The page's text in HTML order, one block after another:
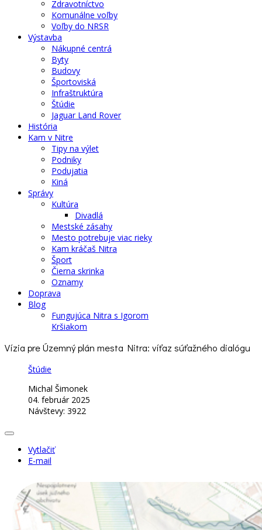
Zdravotníctvo
Komunálne voľby
Voľby do NRSR
Výstavba
Nákupné centrá
Byty
Budovy
Športoviská
Infraštruktúra
Štúdie
Jaguar Land Rover
História
Kam v Nitre
Tipy na výlet
Podniky
Podujatia
Kiná
Správy
Kultúra
Divadlá
Mestské zásahy
Mesto potrebuje viac rieky
Kam kráčaš Nitra
Šport
Čierna skrinka
Oznamy
Doprava
Blog
Fungujúca Nitra s Igorom
Kršiakom
Vízia pre Územný plán mesta Nitra: víťaz súťažného dialógu
Štúdie
Michal Šimonek
04. február 2025
Návštevy: 3922
Vytlačiť
E-mail